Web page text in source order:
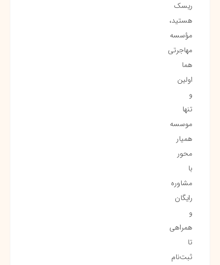
ریسک
هستید،
مؤسسه
مهاجرتی
هما
اولین
و
تنها
موسسه
همیار
محور
با
مشاوره
رایگان
و
همراهی
تا
ثبت‌نام